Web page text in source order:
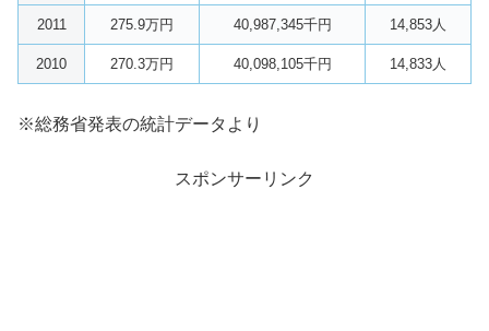
2011 275.9万円 40,987,345千円 14,853人
2010 270.3万円 40,098,105千円 14,833人
※総務省発表の統計データより
スポンサーリンク